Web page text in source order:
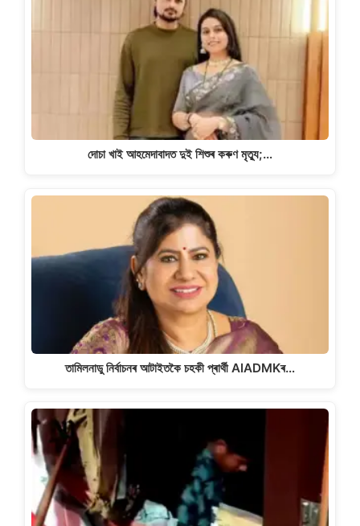
দোচা খাই আহমেদাবাদত দুই শিশুৰ কৰুণ মৃত্যু;…
তামিলনাডু নিৰ্বাচনৰ আটাইতকৈ চহকী প্ৰাৰ্থী AIADMKৰ…